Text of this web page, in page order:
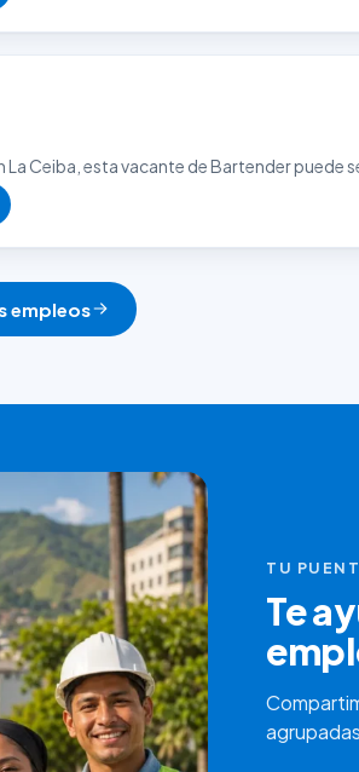
La Ceiba, esta vacante de Bartender puede
El sector gastronómico es uno de los
empleos
TU
Te